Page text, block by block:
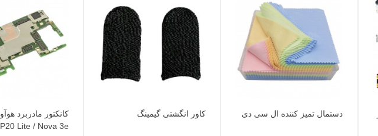
دستمال تمیز کننده ال سی دی کاور انگشتی گیمینگ
P20 Lite / Nova 3e